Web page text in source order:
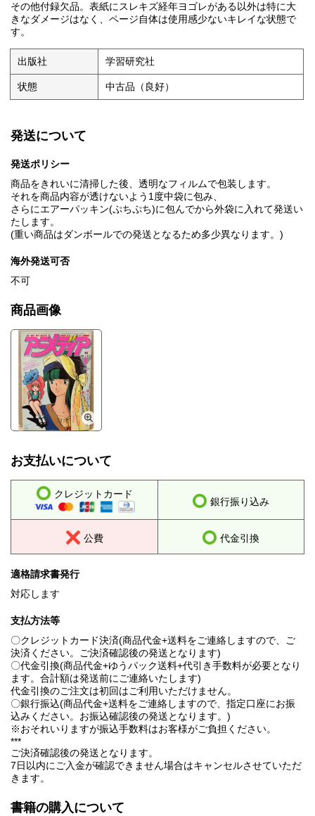
その他付録欠品。表紙にスレキズ経年ヨゴレがある以外は特に大
きなダメージはなく、ページ自体は使用感少ないキレイな状態で
す。
出版社 学習研究社
状態 中古品（良好）
発送について
発送ポリシー
商品をきれいに清掃した後、透明なフィルムで包装します。
それを商品内容が透けないよう1度中袋に包み、
さらにエアーパッキン(ぷちぷち)に包んでから外袋に入れて発送い
たします。
(重い商品はダンボールでの発送となるため多少異なります。)
海外発送可否
不可
商品画像
お支払いについて
クレジットカード
銀行振り込み
公費 代金引換
適格請求書発行
対応します
支払方法等
〇クレジットカード決済(商品代金+送料をご連絡しますので、ご
決済ください。ご決済確認後の発送となります)
〇代金引換(商品代金+ゆうパック送料+代引き手数料が必要となり
ます。合計額は発送前にご連絡いたします)
代金引換のご注文は初回はご利用いただけません。
〇銀行振込(商品代金+送料をご連絡しますので、指定口座にお振
込みください。お振込確認後の発送となります。)
※おそれいりますが振込手数料はお客様がご負担ください。
***
ご決済確認後の発送となります。
7日以内にご入金が確認できません場合はキャンセルさせていただ
きます。
書籍の購入について